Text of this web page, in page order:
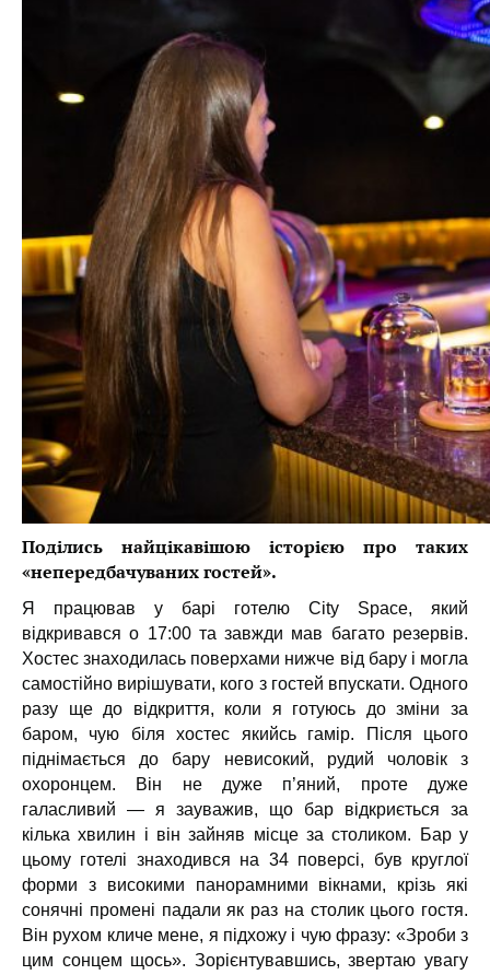
Поділись найцікавішою історією про таких
«непередбачуваних гостей».
Я працював у барі готелю City Space, який
відкривався о 17:00 та завжди мав багато резервів.
Хостес знаходилась поверхами нижче від бару і могла
самостійно вирішувати, кого з гостей впускати. Одного
разу ще до відкриття, коли я готуюсь до зміни за
баром, чую біля хостес якийсь гамір. Після цього
піднімається до бару невисокий, рудий чоловік з
охоронцем. Він не дуже п’яний, проте дуже
галасливий — я зауважив, що бар відкриється за
кілька хвилин і він зайняв місце за столиком. Бар у
цьому готелі знаходився на 34 поверсі, був круглої
форми з високими панорамними вікнами, крізь які
сонячні промені падали як раз на столик цього гостя.
Він рухом кличе мене, я підхожу і чую фразу: «Зроби з
цим сонцем щось». Зорієнтувавшись, звертаю увагу